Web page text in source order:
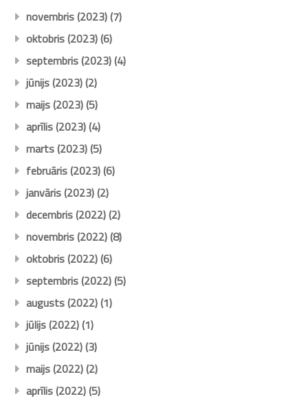
novembris (2023)(7)
oktobris (2023)(6)
septembris (2023)(4)
jūnijs (2023)(2)
maijs (2023)(5)
aprīlis (2023)(4)
marts (2023)(5)
februāris (2023)(6)
janvāris (2023)(2)
decembris (2022)(2)
novembris (2022)(8)
oktobris (2022)(6)
septembris (2022)(5)
augusts (2022)(1)
jūlijs (2022)(1)
jūnijs (2022)(3)
maijs (2022)(2)
aprīlis (2022)(5)